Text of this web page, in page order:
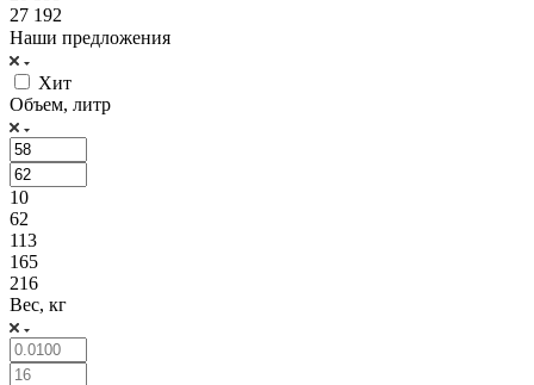
27 192
Наши предложения
Хит
Объем, литр
10
62
113
165
216
Вес, кг